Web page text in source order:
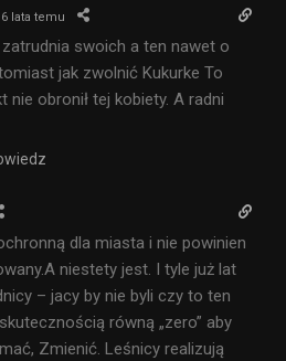
6 lata temu
swoich a ten nawet o
jak zwolnić Kukurke To
nie obronił tej kobiety. A radni
dla miasta i nie powinien
niestety jest. I tyle już lat
– jacy by nie byli czy to ten
równą „zero” aby
Zmienić. Leśnicy realizują